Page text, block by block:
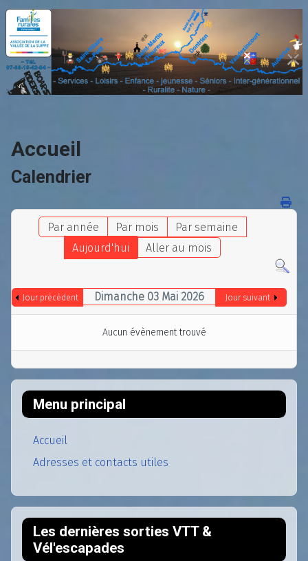
Accueil
Calendrier
Par année Par mois
Par semaine
Aujourd'hui
Aller au mois
Jour précédent Dimanche 03 Mai 2026 Jour suivant
Aucun évènement trouvé
Menu principal
Accueil
Adresses et contacts utiles
Les dernières sorties VTT &
Vél'escapades